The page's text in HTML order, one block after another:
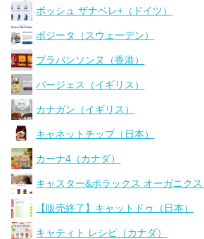
ボッシュ ザナベレ+（ドイツ）
ボジータ（スウェーデン）
ブラバンソンヌ（香港）
バージェス（イギリス）
カナガン（イギリス）
キャネットチップ（日本）
カーナ4（カナダ）
キャスター&ポラックス オーガニクス
【販売終了】キャットドゥ（日本）
キャティト レシピ（カナダ）